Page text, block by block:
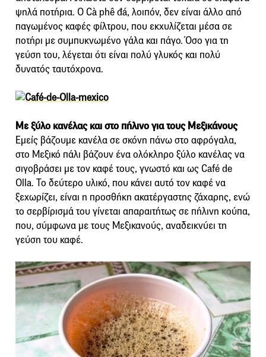
ψηλά ποτήρια. Ο Cà phê đá, λοιπόν, δεν είναι άλλο από
παγωμένος καφές φίλτρου, που εκχυλίζεται μέσα σε
ποτήρι με συμπυκνωμένο γάλα και πάγο. Όσο για τη
γεύση του, λέγεται ότι είναι πολύ γλυκός και πολύ
δυνατός ταυτόχρονα.
Με ξύλο κανέλας και στο πήλινο για τους Μεξικάνους
Εμείς βάζουμε κανέλα σε σκόνη πάνω στο αφρόγαλα,
στο Μεξικό πάλι βάζουν ένα ολόκληρο ξύλο κανέλας να
σιγοβράσει με τον καφέ τους, γνωστό και ως Café de
Olla. Το δεύτερο υλικό, που κάνει αυτό τον καφέ να
ξεχωρίζει, είναι η προσθήκη ακατέργαστης ζάχαρης, ενώ
το σερβίρισμά του γίνεται απαραιτήτως σε πήλινη κούπα,
που, σύμφωνα με τους Μεξικανούς, αναδεικνύει τη
γεύση του καφέ.